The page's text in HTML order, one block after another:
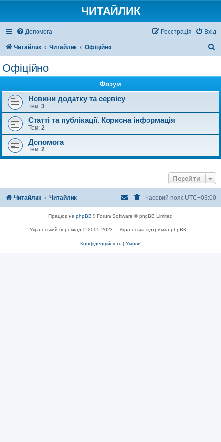
ЧИТАЙЛИК
Допомога Вхід
Реєстрація
Читайлик Читайлик Офіційно
Офіційно
Форум
Новини додатку та сервісу
Тем: 3
Статті та публікації. Корисна інформація
Тем: 2
Допомога
Тем: 2
Перейти
Читайлик Читайлик Часовий пояс UTC+03:00
Працює на phpBB® Forum Software © phpBB Limited
Український переклад © 2005-2023 Українська підтримка phpBB
Конфіденційність Умови